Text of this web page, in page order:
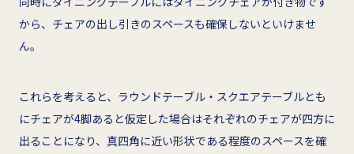
から、チェアの出し引きのスペースも確保しないといけませ
ん。
これらを考えると、ラウンドテーブル・スクエアテーブルとも
にチェアが4脚あると仮定した場合はそれぞれのチェアが四方に
出ることになり、真四角に近い形状である程度のスペースを確